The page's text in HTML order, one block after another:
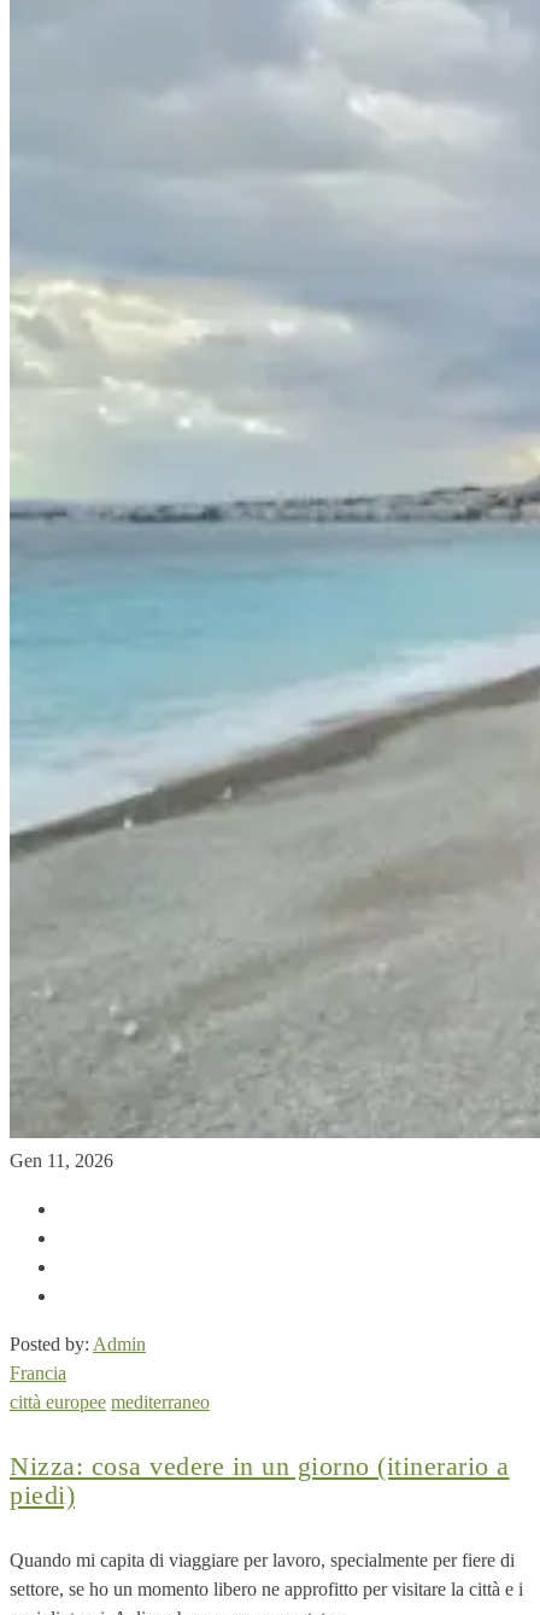
Gen 11, 2026
Posted by: Admin
Francia
città europee mediterraneo
Nizza: cosa vedere in un giorno (itinerario a
piedi)
Quando mi capita di viaggiare per lavoro, specialmente per fiere di
settore, se ho un momento libero ne approfitto per visitare la città e i